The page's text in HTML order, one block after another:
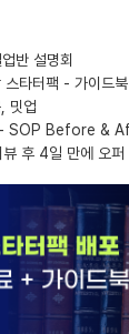
반 설명회
밋업
- SOP Before &
후 4일 만에 오